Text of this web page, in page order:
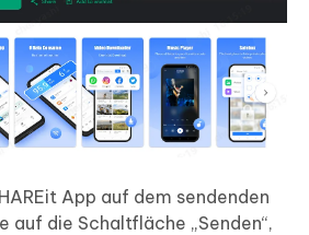
App auf dem sendenden
auf die Schaltfläche „Senden“,